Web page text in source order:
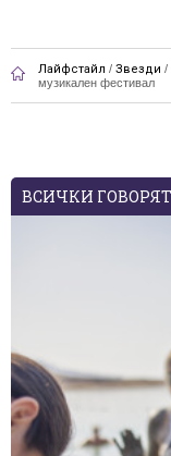
Лайфстайл / Звезди /
музикален фестивал
ВСИЧКИ ГОВОРЯТ